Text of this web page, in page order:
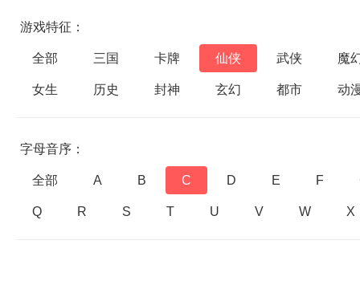
游戏特征：
全部 三国 卡牌 仙侠 武侠 魔
女生 历史 封神 玄幻 都市 动
字母音序：
全部 A B C D E F
Q R S T U V W X